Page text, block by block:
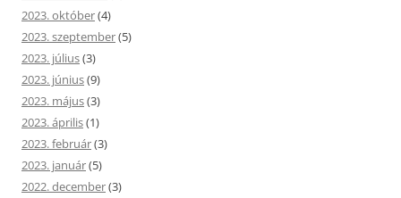
2023. október(4)
2023. szeptember(5)
2023. július(3)
2023. június(9)
2023. május(3)
2023. április(1)
2023. február(3)
2023. január(5)
2022. december(3)